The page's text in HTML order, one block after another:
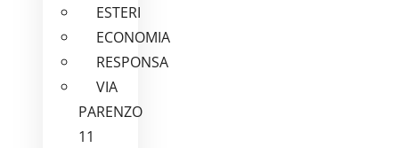
ESTERI
ECONOMIA
RESPONSA
VIA
PARENZO
11